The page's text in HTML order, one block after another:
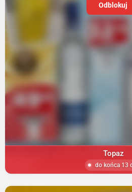
Odblokuj
Topaz
do końca 13